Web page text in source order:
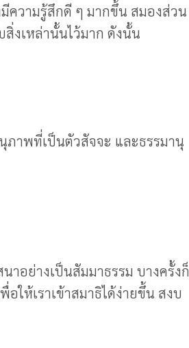
ความรู้สึกดี ๆ มากขึ้น สมองส่วน
งเหล่านั้นไว้มาก ดังนั้น
ภาพที่เป็นตัวสัจจะ และธรรมานุ
อย่างเป็นสัมมาธรรม บางครั้งก็
ให้เราเข้าสมาธิได้ง่ายขึ้น สงบ